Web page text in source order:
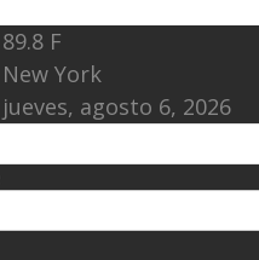
89.8 F
New York
jueves, agosto 6, 2026